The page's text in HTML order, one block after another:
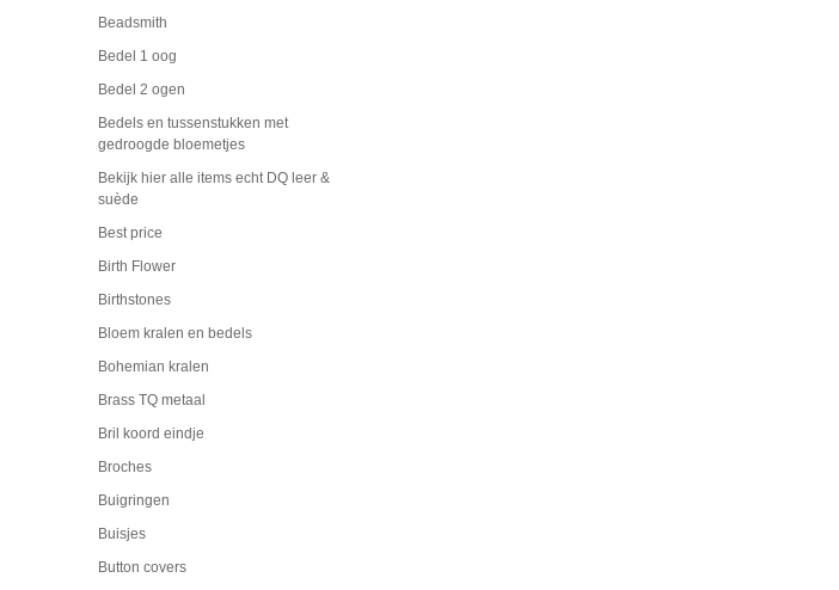
Beadsmith
Bedel 1 oog
Bedel 2 ogen
Bedels en tussenstukken met
gedroogde bloemetjes
Bekijk hier alle items echt DQ leer &
suède
Best price
Birth Flower
Birthstones
Bloem kralen en bedels
Bohemian kralen
Brass TQ metaal
Bril koord eindje
Broches
Buigringen
Buisjes
Button covers